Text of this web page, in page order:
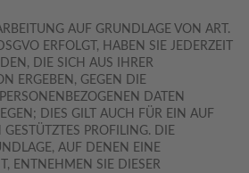
AUF GRUNDLAGE VON ART.
ERFOLGT, HABEN SIE JEDERZEIT
DIE SICH AUS IHRER
ERGEBEN, GEGEN DIE
DATEN
DIES GILT AUCH FÜR EIN AUF
PROFILING. DIE
AUF DENEN EINE
ENTNEHMEN SIE DIESER